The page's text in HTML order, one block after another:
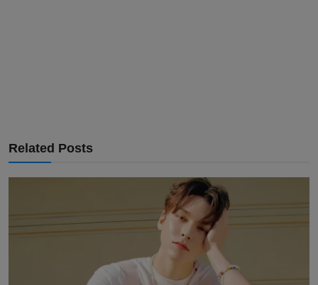
Related Posts